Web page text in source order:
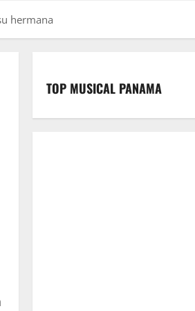
hermana
TOP MUSICAL PANAMA